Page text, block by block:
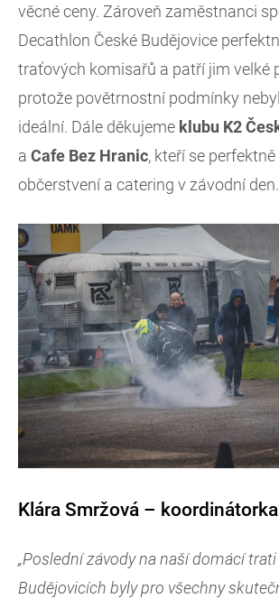
věcné ceny. Zároveň zaměstnanci
Decathlon České Budějovice
traťových komisařů a patří jim velké
protože povětrnostní podmínky
ideální. Dále děkujeme klubu K2
a Cafe Bez Hranic, kteří se
občerstvení a catering v závodní den.
Klára Smržová –
„Poslední závody na naší domácí trati
Budějovicích byly pro všechny